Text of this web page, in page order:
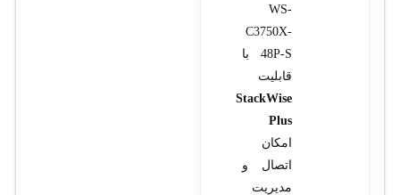
WS-
C3750X-
48P-S با
قابلیت
StackWise
Plus
امکان
اتصال و
مدیریت